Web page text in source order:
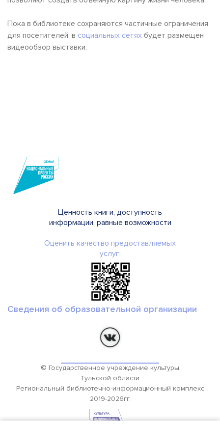
Пока в библиотеке сохраняются частичные ограничения
для посетителей, в социальных сетях будет размещен
видеообзор выставки.
Ценность книги, доступность
информации, равные возможности
Оценить качество предоставляемых
услуг:
Сведения об образовательной организации
© Государственное учреждение культуры
Тульской области
Региональный библиотечно-информационный комплекс
2019-2026гг.